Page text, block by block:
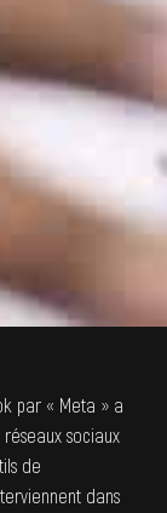
par « Meta » a
sociaux
de
dans